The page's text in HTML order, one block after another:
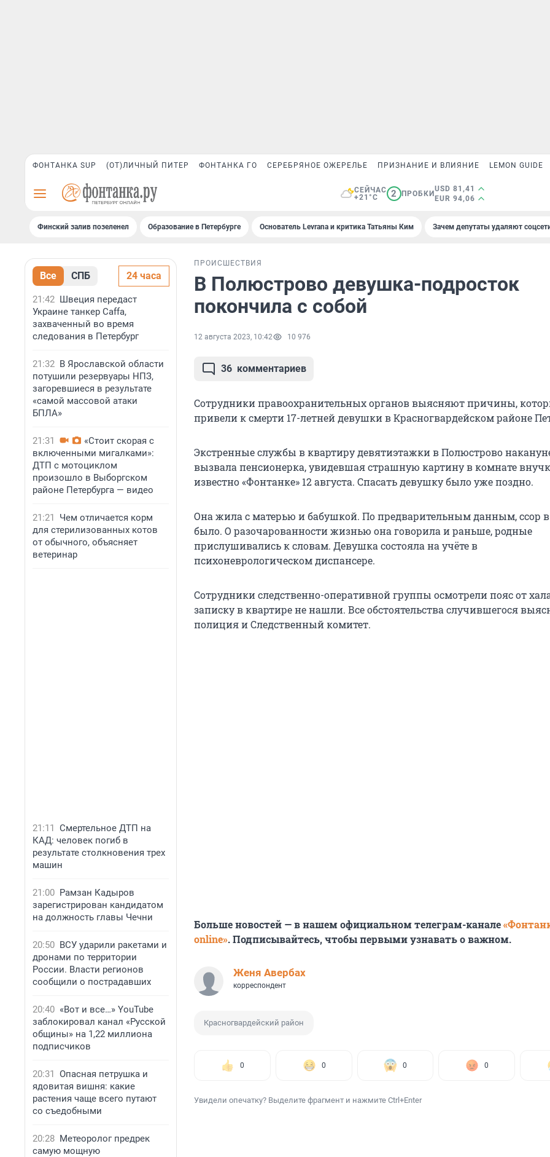
ФОНТАНКА SUP (ОТ)ЛИЧНЫЙ ПИТЕР ФОНТАНКА ГО СЕРЕБРЯНОЕ ОЖЕРЕЛЬЕ ПРИЗНАНИЕ И ВЛИЯНИЕ LEMON GUIDE
СЕЙЧАС
+21°C
2 ПРОБКИ
USD 81,41
EUR 94,06
Финский залив позеленел Образование в Петербурге Основатель Levrana и критика Татьяны Ким Зачем депутаты удаляют
Все СПБ 24 часа
21:42 Швеция передаст
Украине танкер Caffa,
захваченный во время
следования в Петербург
21:32 В Ярославской области
потушили резервуары НПЗ,
загоревшиеся в результате
«самой массовой атаки
БПЛА»
21:31
«Стоит скорая с
включенными мигалками»:
ДТП с мотоциклом
произошло в Выборгском
районе Петербурга — видео
21:21
Чем отличается корм
для стерилизованных котов
от обычного, объясняет
ветеринар
21:11 Смертельное ДТП на
КАД: человек погиб в
результате столкновения трех
машин
21:00 Рамзан Кадыров
зарегистрирован кандидатом
на должность главы Чечни
20:50 ВСУ ударили ракетами и
дронами по территории
России. Власти регионов
сообщили о пострадавших
20:40 «Вот и все…» YouTube
заблокировал канал «Русской
общины» на 1,22 миллиона
подписчиков
20:31 Опасная петрушка и
ядовитая вишня: какие
растения чаще всего путают
со съедобными
20:28 Метеоролог предрек
самую мощную
ПРОИСШЕСТВИЯ
В Полюстрово девушка-подросток
покончила с собой
12 августа 2023, 10:42 10 976
36 комментариев
Сотрудники правоохранительных органов выясняют причины,
привели к смерти 17-летней девушки в Красногвардейском районе
Экстренные службы в квартиру девятиэтажки в Полюстрово
вызвала пенсионерка, увидевшая страшную картину в комнате
известно «Фонтанке» 12 августа. Спасать девушку было уже поздно.
Она жила с матерью и бабушкой. По предварительным данным, ссор в
было. О разочарованности жизнью она говорила и раньше, родные
прислушивались к словам. Девушка состояла на учёте в
психоневрологическом диспансере.
Сотрудники следственно-оперативной группы осмотрели пояс от
записку в квартире не нашли. Все обстоятельства случившегося
полиция и Следственный комитет.
Больше новостей — в нашем официальном телеграм-канале
online». Подписывайтесь, чтобы первыми узнавать о важном.
Женя Авербах
корреспондент
Красногвардейский район
0 0 0 0
Увидели опечатку? Выделите фрагмент и нажмите Ctrl+Enter